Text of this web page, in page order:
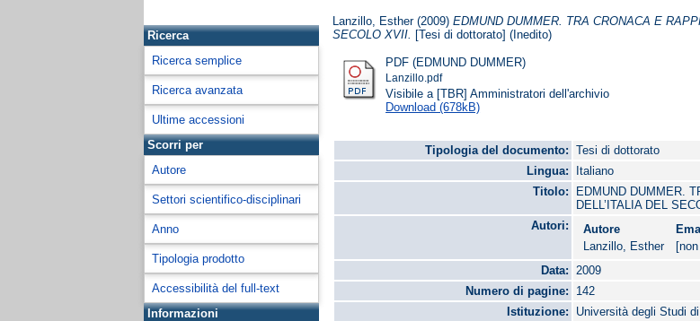
Ricerca
Ricerca semplice
Ricerca avanzata
Ultime accessioni
Scorri per
Autore
Settori scientifico-disciplinari
Anno
Tipologia prodotto
Accessibilità del full-text
Informazioni
Lanzillo, Esther(2009)EDMUND DUMMER. TRA CRONACA E
SECOLO XVII.
[Tesi di dottorato] (Inedito)
PDF (EDMUND DUMMER)
Lanzillo.pdf
Visibile a [TBR] Amministratori dell'archivio
Download (678kB)
Tipologia del documento:
Tesi di dottorato
Lingua:
Italiano
Titolo:
EDMUND DUMMER.
DELL’ITALIA DEL
Autori:
Autore
Lanzillo, Esther
Data:
2009
Numero di pagine:
142
Istituzione:
Università degli Studi di